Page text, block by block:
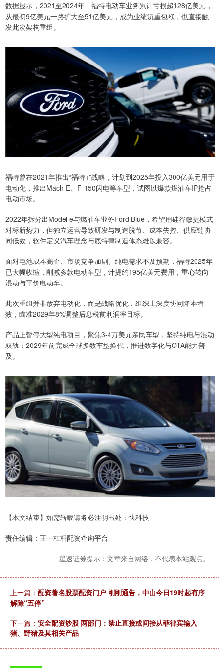
数据显示，2021至2024年，福特电动车业务累计亏损超128亿美元，
从最初9亿美元一路扩大至51亿美元，成为业绩沉重包袱，也直接触
发此次架构重组。
福特曾在2021年推出“福特+”战略，计划到2025年投入300亿美元用于
电动化，推出Mach‑E、F‑150闪电等车型，试图以爆款燃油车IP抢占
电动市场。
2022年拆分出Model e与燃油车业务Ford Blue，希望用硅谷敏捷模式
对标新势力，但独立运营导致研发与制造脱节、成本失控、供应链协
同低效，软件定义汽车理念与底特律制造体系难以兼容。
面对电池成本高企、市场竞争加剧、纯电需求不及预期，福特2025年
已大幅收缩，削减多款电动车型，计提约195亿美元费用，重心转向
混动与平价电动车。
此次重组并非放弃电动化，而是战略优化：组织上深度协同降本增
效，瞄准2029年8%调整后息税前利润率目标。
产品上暂停大型纯电项目，聚焦3‑4万美元亲民车型，坚持纯电与混动
双轨；2029年前完成全球多数车型换代，推进数字化与OTA能力普
及。
【本文结束】如需转载请务必注明出处：快科技
责任编辑：王一杠杆配资查询平台
星速证券提示：文章来自网络，不代表本站观点。
上一篇： 配资著名股票配资门户 刚刚通告，中山今日19时起有序
解除“五停”
下一篇： 安全配资炒股 两部门：禁止直接或间接从菲律宾输入
猪、野猪及其相关产品